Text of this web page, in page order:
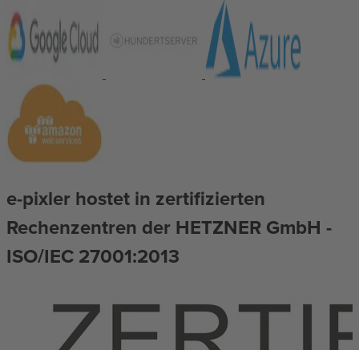
e-pixler hostet in zertifizierten
Rechenzentren der HETZNER GmbH -
ISO/IEC 27001:2013